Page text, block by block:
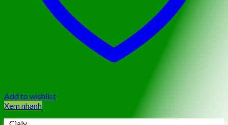
Add to wishlist
Xem nhanh
Cialy